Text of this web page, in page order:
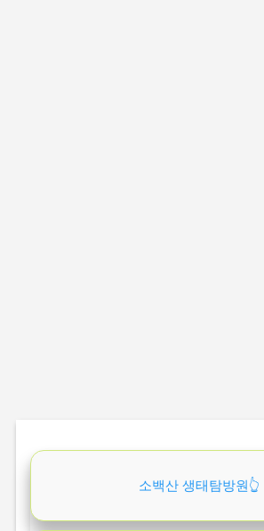
소백산 생태탐방원👆️